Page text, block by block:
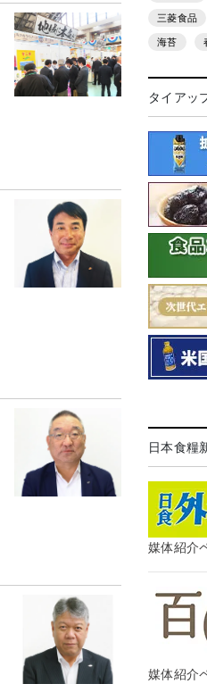
三菱食品
海苔
タイアッ
日本食糧
媒体紹介
媒体紹介